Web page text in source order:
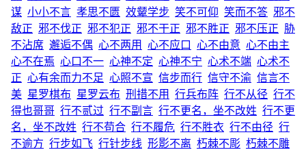
谋 小小不言 孝思不匮 效颦学步 笑不可仰 笑而不答 邪不
敌正 邪不伐正 邪不犯正 邪不干正 邪不胜正 邪不压正 胁
不沾席 邂逅不偶 心不两用 心不应口 心不由意 心不由主
心不在焉 心口不一 心神不定 心神不宁 心术不端 心术不
正 心有余而力不足 心照不宣 信步而行 信守不渝 信言不
美 星罗棋布 星罗云布 刑措不用 行兵布阵 行不从径 行不
得也哥哥 行不贰过 行不副言 行不更名，坐不改姓 行不更
名，坐不改姓 行不苟合 行不履危 行不胜衣 行不由径 行
不逾方 行步如飞 行针步线 形影不离 朽棘不彫 朽棘不雕